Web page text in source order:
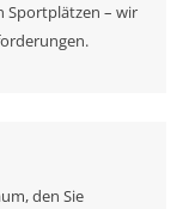
Sportplätzen – wir
den Sie